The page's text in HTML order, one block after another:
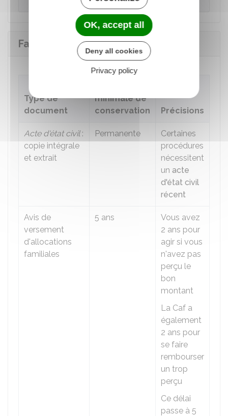
Famille - Scolarité
Type de
document
minimale de
conservation
Précisions
Acte d'état civil:
copie intégrale
et extrait
Permanente
Certaines
procédures
nécessitent
un acte
d'état civil
récent
Avis de
versement
d'allocations
familiales
5 ans
Vous avez
2 ans pour
agir si vous
n'avez pas
perçu le
bon
montant
La Caf a
également
2 ans pour
se faire
rembourser
un trop
perçu
Ce délai
passe à 5
OK, accept all
Deny all cookies
Privacy policy